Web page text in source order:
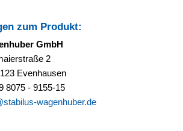
zum Produkt:
GmbH
2
Evenhausen
8075 - 9155-15
wagenhuber.de